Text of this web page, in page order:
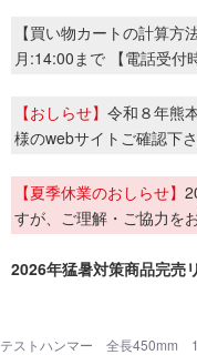
【買い物カートの計算
月:14:00まで 【電話受付
【おしらせ】 令和８年熊
様のwebサイトご確認下さ
【夏季休業のおしらせ】
すが、ご理解・ご協力を
2026年猛暑対策商品完売
テストハンマー 全長450mm